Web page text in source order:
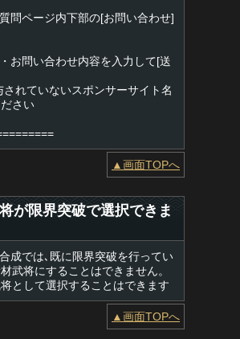
問ページ内下部の[お問い合わせ]
お問い合わせ内容を入力して[送
れていないスポンサーサイト名
さい
▲画面TOPへ
が限界突破で選択できま
成では､既に限界突破を行ってい
武将にすることはできません。
として選択することはできます
▲画面TOPへ